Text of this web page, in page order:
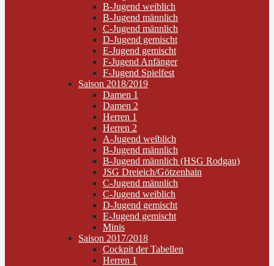
B-Jugend weiblich
B-Jugend männlich
C-Jugend männlich
D-Jugend gemischt
E-Jugend gemischt
F-Jugend Anfänger
F-Jugend Spielfest
Saison 2018/2019
Damen 1
Damen 2
Herren 1
Herren 2
A-Jugend weiblich
B-Jugend männlich
B-Jugend männlich (HSG Rodgau)
JSG Dreieich/Götzenhain
C-Jugend männlich
C-Jugend weiblich
D-Jugend gemischt
E-Jugend gemischt
Minis
Saison 2017/2018
Cockpit der Tabellen
Herren 1